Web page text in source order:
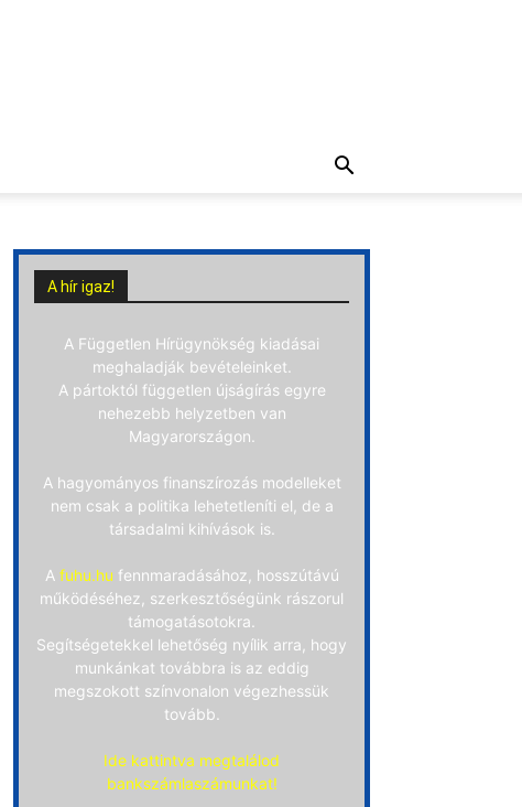
A hír igaz!
A Független Hírügynökség kiadásai
meghaladják bevételeinket.
A pártoktól független újságírás egyre
nehezebb helyzetben van
Magyarországon.
A hagyományos finanszírozás modelleket
nem csak a politika lehetetleníti el, de a
társadalmi kihívások is.
A fuhu.hu fennmaradásához, hosszútávú
működéséhez, szerkesztőségünk rászorul
támogatásotokra.
Segítségetekkel lehetőség nyílik arra, hogy
munkánkat továbbra is az eddig
megszokott színvonalon végezhessük
tovább.
Ide kattintva megtalálod
bankszámlaszámunkat!